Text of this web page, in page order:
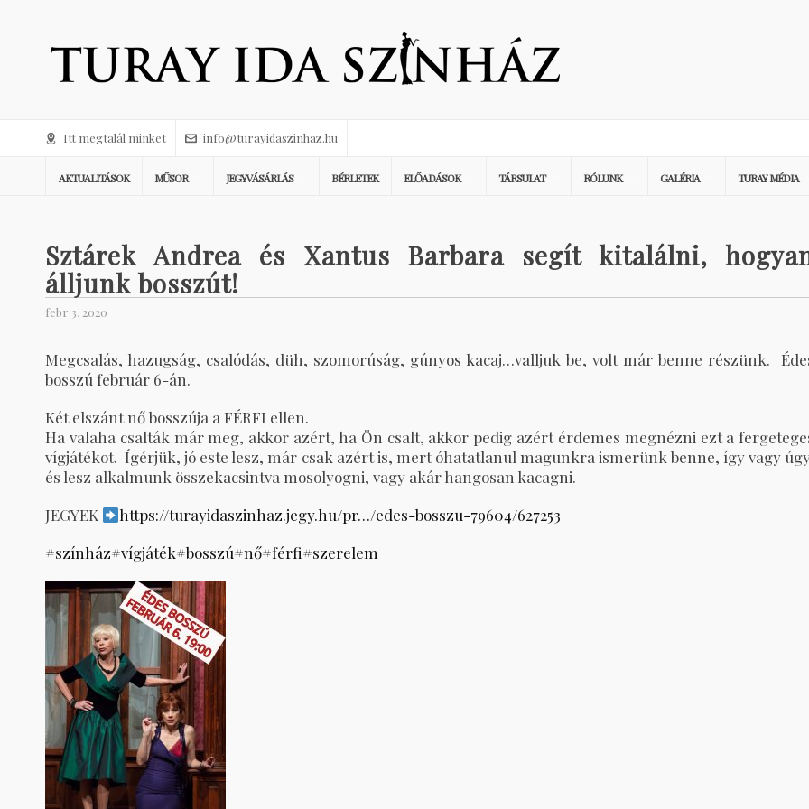
Itt megtalál minket info@turayidaszinhaz.hu
AKTUALITÁSOK MŰSOR JEGYVÁSÁRLÁS BÉRLETEK ELŐADÁSOK TÁRSULAT RÓLUNK GALÉRIA TURAY MÉDIA
Sztárek Andrea és Xantus Barbara segít kitalálni,
álljunk bosszút!
febr 3, 2020
Megcsalás, hazugság, csalódás, düh, szomorúság, gúnyos kacaj…valljuk be, volt már benne részünk.
bosszú február 6-án.
Két elszánt nő bosszúja a FÉRFI ellen.
Ha valaha csalták már meg, akkor azért, ha Ön csalt, akkor pedig azért érdemes megnézni ezt a
vígjátékot. Ígérjük, jó este lesz, már csak azért is, mert óhatatlanul magunkra ismerünk benne, így vagy
és lesz alkalmunk összekacsintva mosolyogni, vagy akár hangosan kacagni.
JEGYEK
https://turayidaszinhaz.jegy.hu/pr…/edes-bosszu-79604/627253
#színház#vígjáték#bosszú#nő#férfi#szerelem